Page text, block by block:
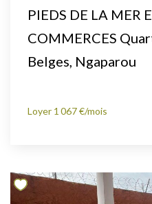
PIEDS DE LA MER
COMMERCES
Belges, Ngaparou
Loyer 1 067 €/mois